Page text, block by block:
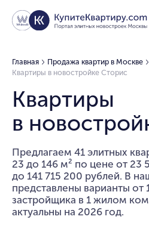
Главная Продажа квартир в Москве
Квартиры в новостройке Сторис
Квартиры
в
Предлагаем 41 элитных
23 до 146 м² по цене от 23
до 141 715 200 рублей. В
представлены варианты от
застройщика в 1 жилом
актуальны на 2026 год.